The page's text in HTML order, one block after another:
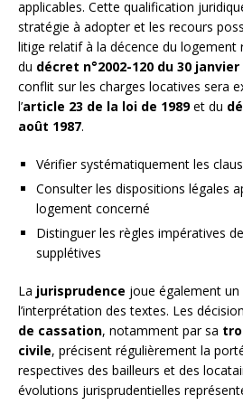
applicables. Cette qualification
stratégie à adopter et les recours
litige relatif à la décence du logement
du décret n°2002-120 du 30 janvier
conflit sur les charges locatives sera
l’article 23 de la loi de 1989et du
août 1987.
Vérifier systématiquement les
Consulter les dispositions légales
logement concerné
Distinguer les règles impératives
supplétives
La jurisprudence joue également
l’interprétation des textes. Les
de cassation, notamment par sa
civile, précisent régulièrement la
respectives des bailleurs et des
évolutions jurisprudentielles